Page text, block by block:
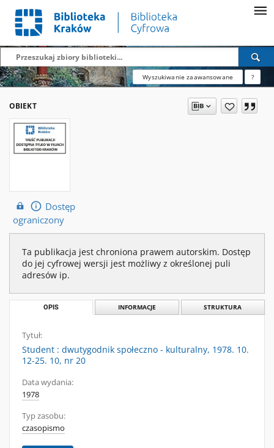
Wyszukiwanie zaawansowane ?
OBIEKT
Dostęp
ograniczony
Ta publikacja jest chroniona prawem autorskim. Dostęp
do jej cyfrowej wersji jest możliwy z określonej puli
adresów ip.
OPIS INFORMACJE STRUKTURA
Tytuł:
Student : dwutygodnik społeczno - kulturalny, 1978. 10.
12-25. 10, nr 20
Data wydania:
1978
Typ zasobu:
czasopismo